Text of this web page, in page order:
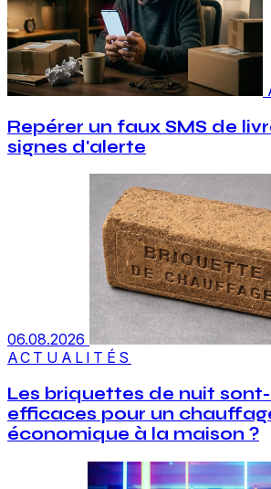
Repérer un faux SMS de
signes d'alerte
06.08.2026
ACTUALITÉS
Les briquettes de nuit
efficaces pour un
économique à la maison ?